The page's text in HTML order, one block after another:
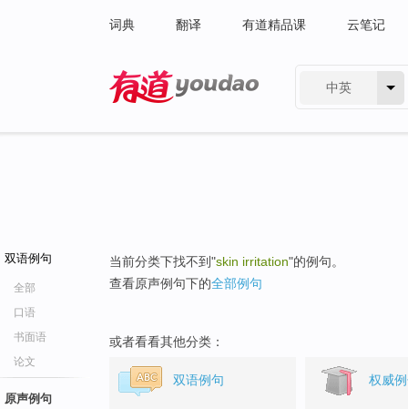
词典 翻译 有道精品课 云笔记
中英
双语例句
全部
口语
书面语
论文
原声例句
当前分类下找不到"skin irritation"的例句。
查看原声例句下的全部例句
或者看看其他分类：
双语例句 权威